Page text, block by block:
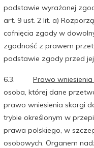
podstawie wyrażonej
art. 9 ust. 2 lit. a)
cofnięcia zgody w
zgodność z prawem
podstawie zgody przed
6.3. Prawo
osoba, której dane
prawo wniesienia skargi
trybie określonym w
prawa polskiego, w
osobowych. Organem